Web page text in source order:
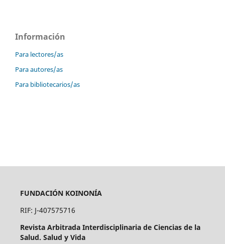
Información
Para lectores/as
Para autores/as
Para bibliotecarios/as
FUNDACIÓN KOINONÍA
RIF: J-407575716
Revista Arbitrada Interdisciplinaria de Ciencias de la
Salud. Salud y Vida